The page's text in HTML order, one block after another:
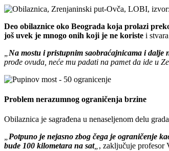
Deo obilaznice oko Beograda koja prolazi
još uvek je mnogo onih koji je ne koriste i
Na mostu i pristupnim saobraćajnicama i dalje
prođe ovuda, neće mu padati na pamet da ide u
Problem nerazumnog ograničenja brzine
Obilaznica je sagrađena u nenaseljenom delu
Potpuno je nejasno zbog čega je ograničenje
bude 100 kilometara na sat„ , zaključuje profesor